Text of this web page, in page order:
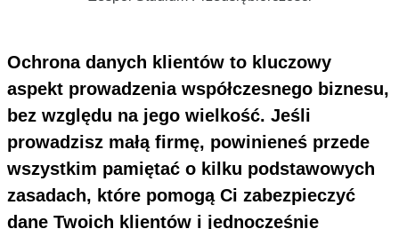
Ochrona danych klientów to kluczowy
aspekt prowadzenia współczesnego biznesu,
bez względu na jego wielkość. Jeśli
prowadzisz małą firmę, powinieneś przede
wszystkim pamiętać o kilku podstawowych
zasadach, które pomogą Ci zabezpieczyć
dane Twoich klientów i jednocześnie